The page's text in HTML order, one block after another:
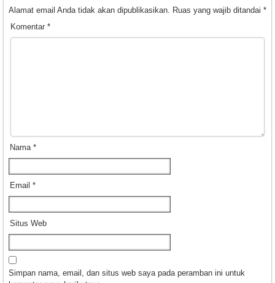
Alamat email Anda tidak akan dipublikasikan. Ruas yang wajib ditandai *
Komentar *
Nama *
Email *
Situs Web
Simpan nama, email, dan situs web saya pada peramban ini untuk